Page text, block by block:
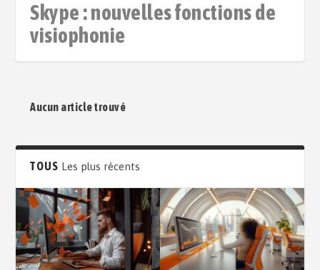
Skype : nouvelles fonctions de
visiophonie
Aucun article trouvé
TOUS Les plus récents